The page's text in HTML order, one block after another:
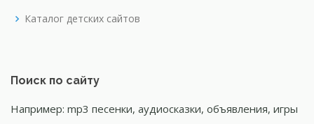
Каталог детских сайтов
Поиск по сайту
Например: mp3 песенки, аудиосказки, объявления, игры